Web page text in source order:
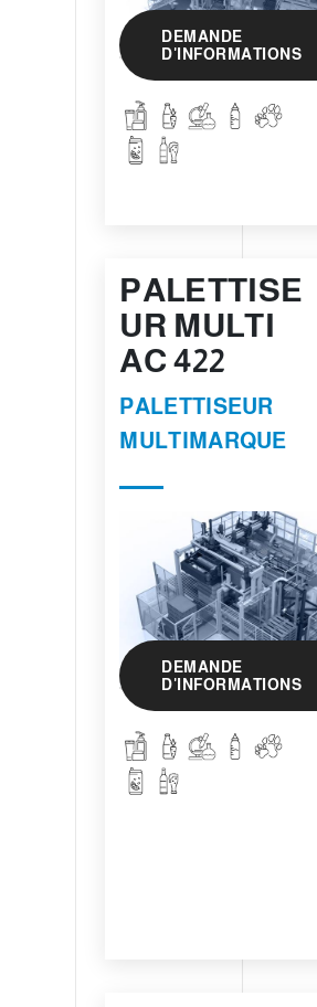
DEMANDE
D'INFORMATIONS
PALETTISE
UR MULTI
AC 422
PALETTISEUR
MULTIMARQUE
DEMANDE
D'INFORMATIONS